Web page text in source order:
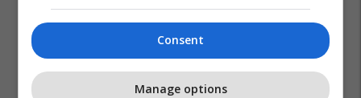
Consent
Manage options